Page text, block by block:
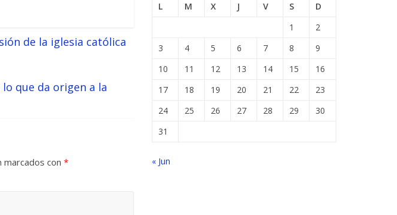
de la iglesia católica
que da origen a la
con *
L
M X J V S
D
1
2
3
4 5 6 7 8
9
10
11 12 13 14 15
16
17
18 19 20 21 22
23
24
25 26 27 28 29
30
31
« Jun